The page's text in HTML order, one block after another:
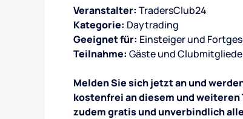
Veranstalter: TradersClub24
Kategorie: Daytrading
Geeignet für: Einsteiger und
Teilnahme: Gäste und
Melden Sie sich jetzt an und
kostenfrei an diesem und
zudem gratis und unverbindlich